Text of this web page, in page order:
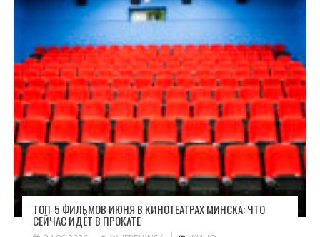
ТОП-5 ФИЛЬМОВ ИЮНЯ В КИНОТЕАТРАХ МИНСКА: ЧТО
СЕЙЧАС ИДЁТ В ПРОКАТЕ